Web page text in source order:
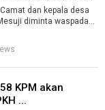
dan kepala desa
diminta waspada
KPM akan
...